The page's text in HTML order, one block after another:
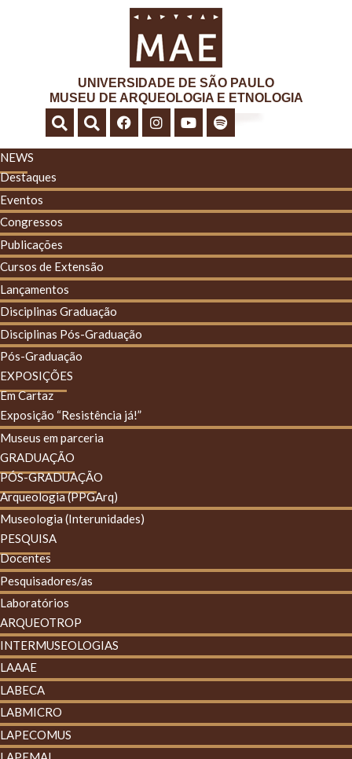
UNIVERSIDADE DE SÃO PAULO
MUSEU DE ARQUEOLOGIA E ETNOLOGIA
NEWS
Destaques
Eventos
Congressos
Publicações
Cursos de Extensão
Lançamentos
Disciplinas Graduação
Disciplinas Pós-Graduação
Pós-Graduação
EXPOSIÇÕES
Em Cartaz
Exposição “Resistência já!”
Museus em parceria
GRADUAÇÃO
PÓS-GRADUAÇÃO
Arqueologia (PPGArq)
Museologia (Interunidades)
PESQUISA
Docentes
Pesquisadores/as
Laboratórios
ARQUEOTROP
INTERMUSEOLOGIAS
LAAAE
LABECA
LABMICRO
LAPECOMUS